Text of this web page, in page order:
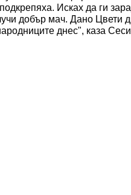
Исках да ги
добър мач. Дано Цвети
днес", каза